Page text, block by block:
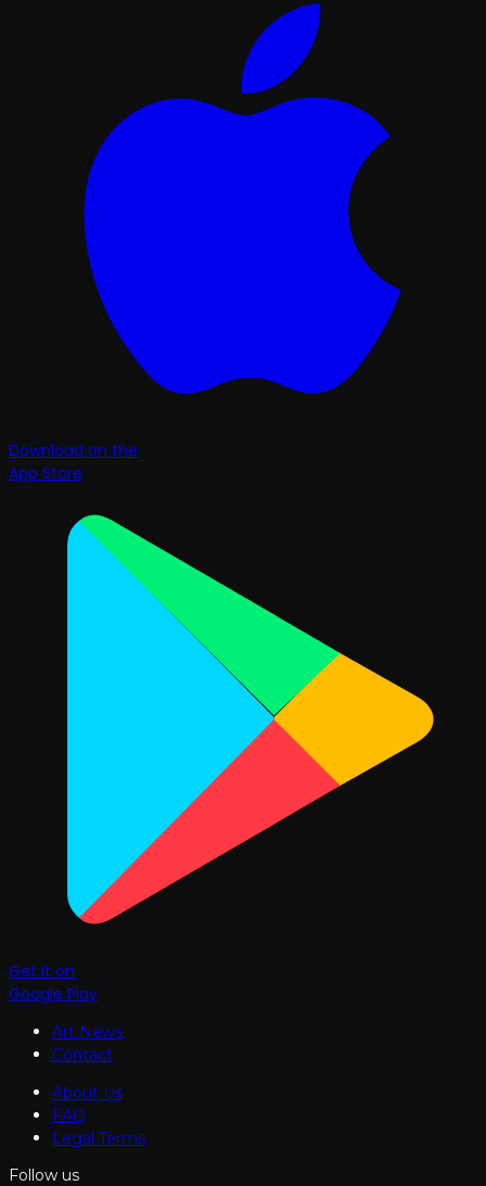
Download on the
App Store
Get it on
Google Play
Art News
Contact
About Us
FAQ
Legal Terms
Follow us